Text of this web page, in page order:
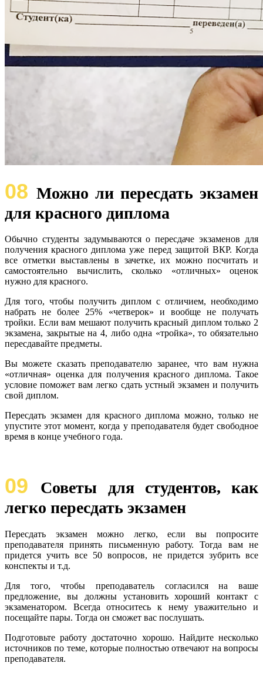
08 Можно ли пересдать экзамен
для красного диплома
Обычно студенты задумываются о пересдаче экзаменов для
получения красного диплома уже перед защитой ВКР. Когда
все отметки выставлены в зачетке, их можно посчитать и
самостоятельно вычислить, сколько «отличных» оценок
нужно для красного.
Для того, чтобы получить диплом с отличием, необходимо
набрать не более 25% «четверок» и вообще не получать
тройки. Если вам мешают получить красный диплом только 2
экзамена, закрытые на 4, либо одна «тройка», то обязательно
пересдавайте предметы.
Вы можете сказать преподавателю заранее, что вам нужна
«отличная» оценка для получения красного диплома. Такое
условие поможет вам легко сдать устный экзамен и получить
свой диплом.
Пересдать экзамен для красного диплома можно, только не
упустите этот момент, когда у преподавателя будет свободное
время в конце учебного года.
09
Советы для студентов, как
легко пересдать экзамен
Пересдать экзамен можно легко, если вы попросите
преподавателя принять письменную работу. Тогда вам не
придется учить все 50 вопросов, не придется зубрить все
конспекты и т.д.
Для того, чтобы преподаватель согласился на ваше
предложение, вы должны установить хороший контакт с
экзаменатором. Всегда относитесь к нему уважительно и
посещайте пары. Тогда он сможет вас послушать.
Подготовьте работу достаточно хорошо. Найдите несколько
источников по теме, которые полностью отвечают на вопросы
преподавателя.